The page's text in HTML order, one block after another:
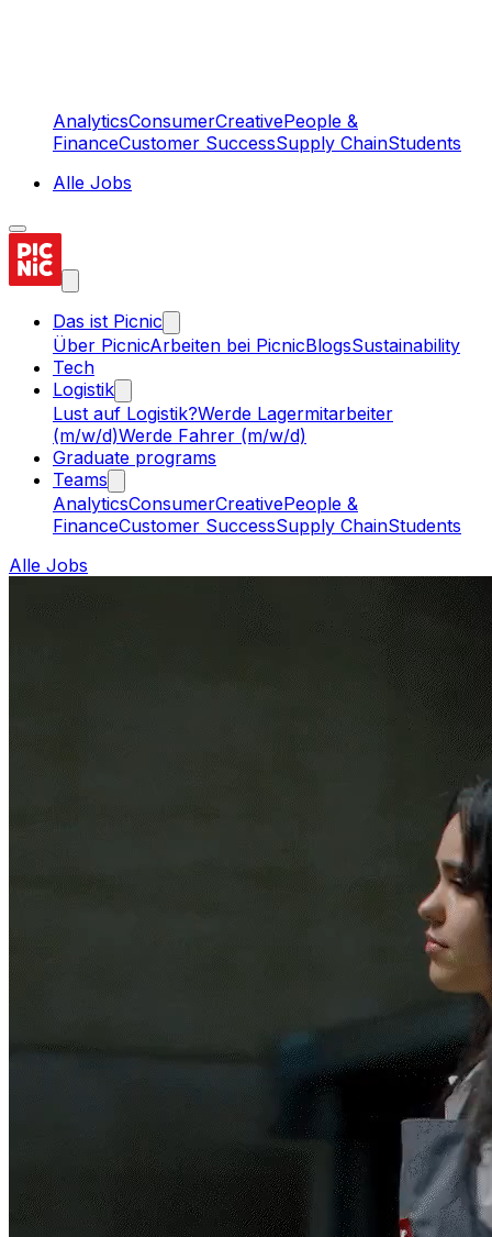
AnalyticsConsumerCreativePeople &
FinanceCustomer SuccessSupply ChainStudents
Alle Jobs
Das ist Picnic
Über PicnicArbeiten bei PicnicBlogsSustainability
Tech
Logistik
Lust auf Logistik?Werde Lagermitarbeiter
(m/w/d)Werde Fahrer (m/w/d)
Graduate programs
Teams
AnalyticsConsumerCreativePeople &
FinanceCustomer SuccessSupply ChainStudents
Alle Jobs